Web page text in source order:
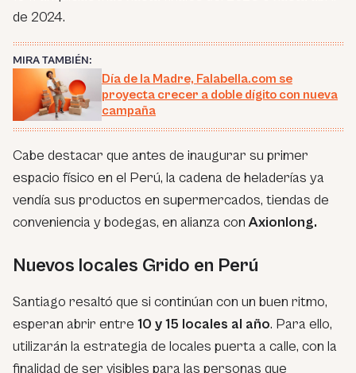
de 2024.
MIRA TAMBIÉN:
Día de la Madre, Falabella.com se
proyecta crecer a doble dígito con nueva
campaña
Cabe destacar que antes de inaugurar su primer
espacio físico en el Perú, la cadena de heladerías ya
vendía sus productos en supermercados, tiendas de
conveniencia y bodegas, en alianza conAxionlong.
Nuevos locales Grido en Perú
Santiago resaltó que si continúan con un buen ritmo,
esperan abrir entre 10 y 15 locales al año. Para ello,
utilizarán la estrategia de locales puerta a calle, con la
finalidad de ser visibles para las personas que